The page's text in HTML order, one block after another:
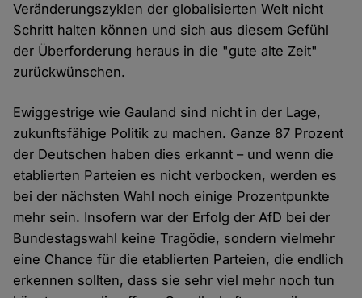
Veränderungszyklen der globalisierten Welt nicht
Schritt halten können und sich aus diesem Gefühl
der Überforderung heraus in die "gute alte Zeit"
zurückwünschen.
Ewiggestrige wie Gauland sind nicht in der Lage,
zukunftsfähige Politik zu machen. Ganze 87 Prozent
der Deutschen haben dies erkannt – und wenn die
etablierten Parteien es nicht verbocken, werden es
bei der nächsten Wahl noch einige Prozentpunkte
mehr sein. Insofern war der Erfolg der AfD bei der
Bundestagswahl keine Tragödie, sondern vielmehr
eine Chance für die etablierten Parteien, die endlich
erkennen sollten, dass sie sehr viel mehr noch tun